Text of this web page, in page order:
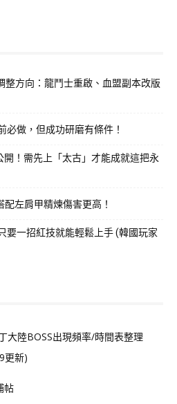
整方向：龍鬥士重啟、血盟副本改版
必做，但成功研磨有條件！
！需先上「太古」才能成就這把永
左肩甲精煉傷害更高！
要一招紅技就能輕鬆上手 (韓國玩家
大陸BOSS出現頻率/時間表整理
更新)
帖